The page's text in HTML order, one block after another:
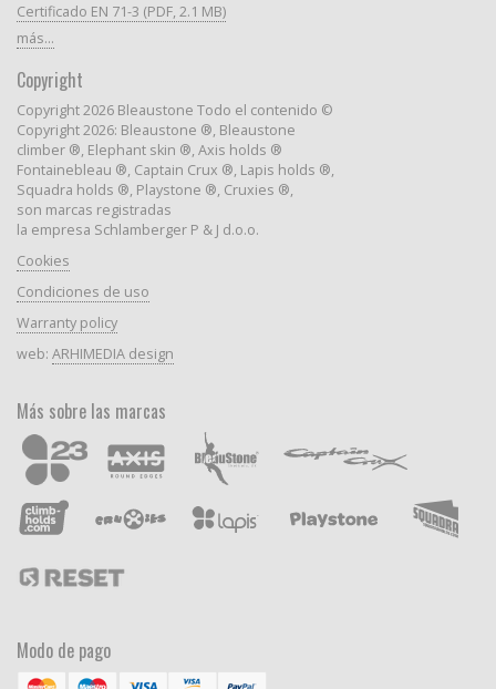
Certificado EN 71-3 (PDF, 2.1 MB)
más...
Copyright
Copyright 2026 Bleaustone Todo el contenido ©
Copyright 2026: Bleaustone ®, Bleaustone
climber ®, Elephant skin ®, Axis holds ®
Fontainebleau ®, Captain Crux ®, Lapis holds ®,
Squadra holds ®, Playstone ®, Cruxies ®,
son marcas registradas
la empresa Schlamberger P & J d.o.o.
Cookies
Condiciones de uso
Warranty policy
web: ARHIMEDIA design
Más sobre las marcas
Modo de pago